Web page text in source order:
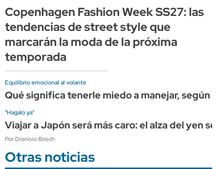
Copenhagen Fashion Week SS27: las
tendencias de street style que
marcarán la moda de la próxima
temporada
Equilibrio emocional al volante
Qué significa tenerle miedo a manejar, según
"Hagalo ya"
Viajar a Japón será más caro: el alza del yen
Por Dionisio Bosch
Otras noticias